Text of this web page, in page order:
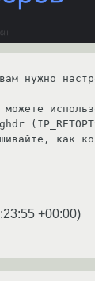
нужно
как
+00:00)